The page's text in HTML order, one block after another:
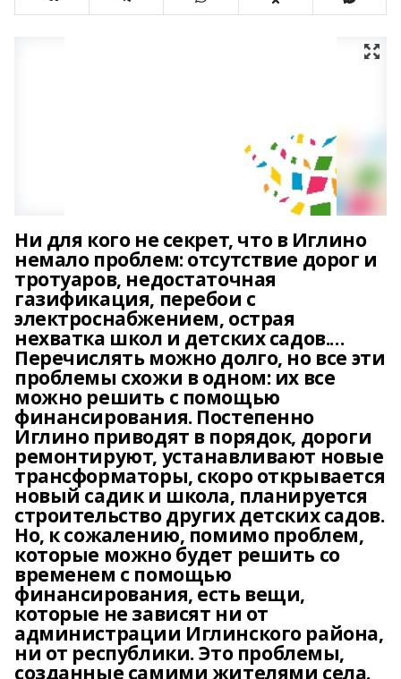
Ни для кого не секрет, что в Иглино
немало проблем: отсутствие дорог и
тротуаров, недостаточная
газификация, перебои с
электроснабжением, острая
нехватка школ и детских садов.…
Перечислять можно долго, но все эти
проблемы схожи в одном: их все
можно решить с помощью
финансирования. Постепенно
Иглино приводят в порядок, дороги
ремонтируют, устанавливают новые
трансформаторы, скоро открывается
новый садик и школа, планируется
строительство других детских садов.
Но, к сожалению, помимо проблем,
которые можно будет решить со
временем с помощью
финансирования, есть вещи,
которые не зависят ни от
администрации Иглинского района,
ни от республики. Это проблемы,
созданные самими жителями села.